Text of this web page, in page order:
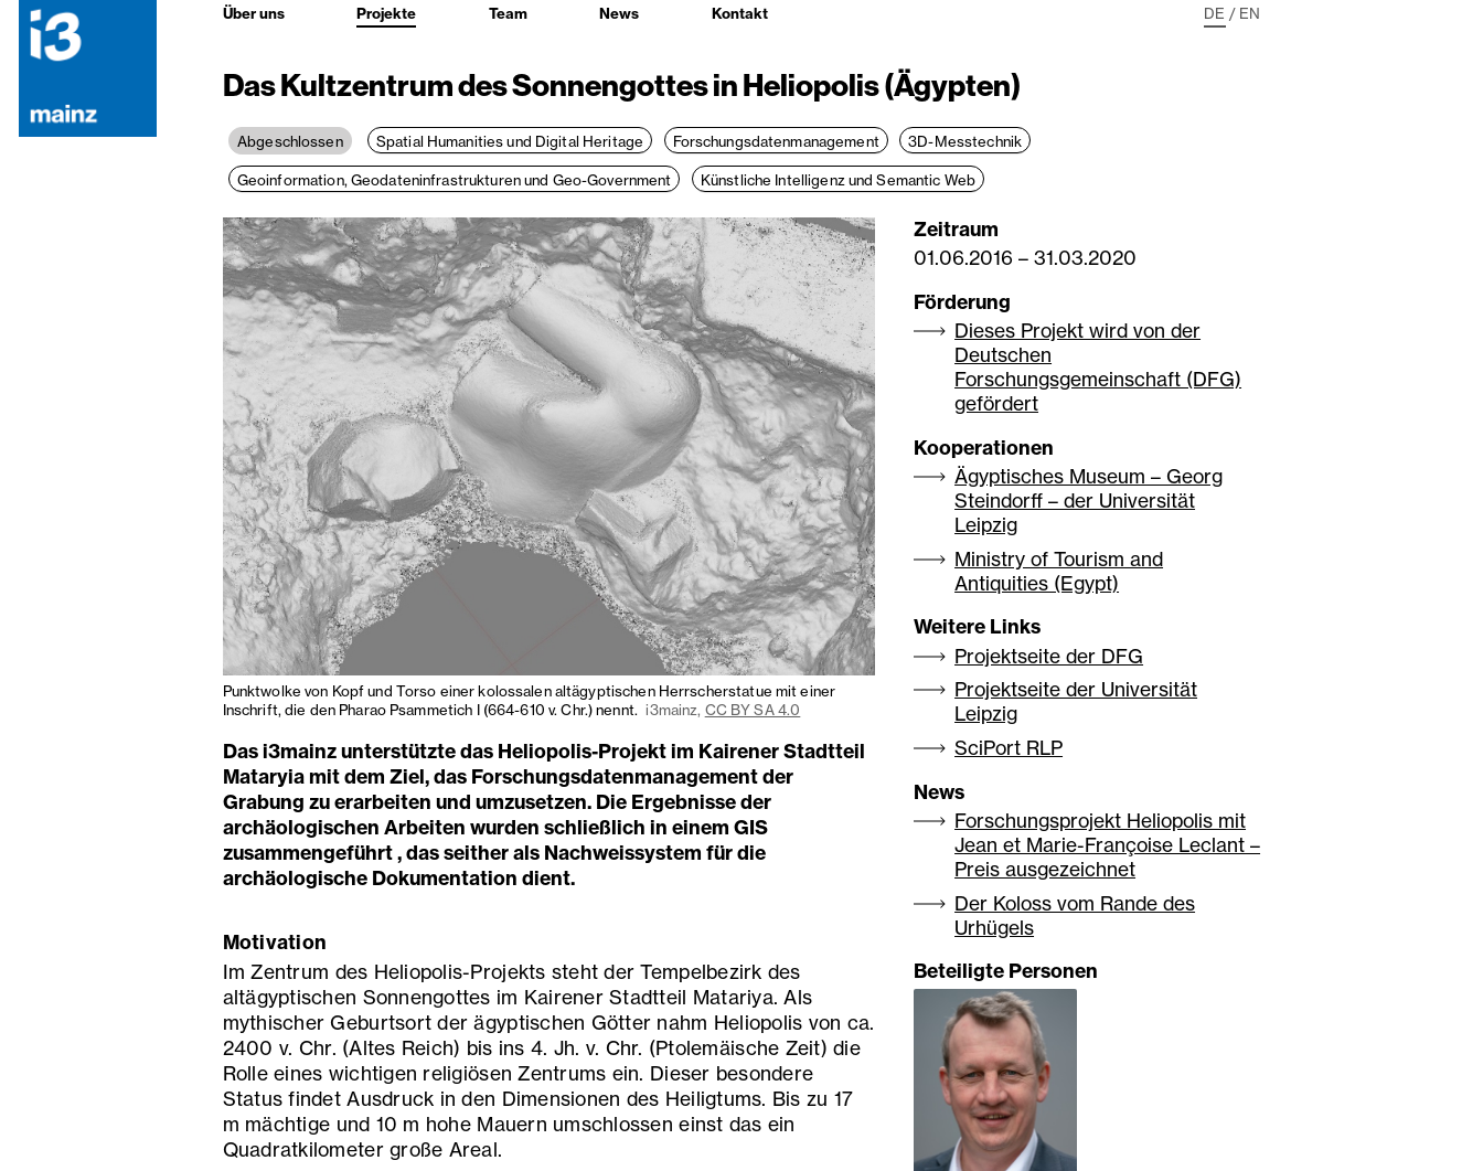
Über uns Projekte Team News Kontakt DE / EN
Das Kultzentrum des Sonnengottes in Heliopolis (Ägypten)
Abgeschlossen Spatial Humanities und Digital Heritage Forschungsdatenmanagement 3D-Messtechnik
Geoinformation, Geodateninfrastrukturen und Geo-Government Künstliche Intelligenz und Semantic Web
Punktwolke von Kopf und Torso einer kolossalen altägyptischen Herrscherstatue mit einer
Inschrift, die den Pharao Psammetich I (664-610 v. Chr.) nennt. i3mainz, CC BY SA 4.0
Das i3mainz unterstützte das Heliopolis-Projekt im Kairener Stadtteil
Mataryia mit dem Ziel, das Forschungsdatenmanagement der
Grabung zu erarbeiten und umzusetzen. Die Ergebnisse der
archäologischen Arbeiten wurden schließlich in einem GIS
zusammengeführt , das seither als Nachweissystem für die
archäologische Dokumentation dient.
Motivation
Im Zentrum des Heliopolis-Projekts steht der Tempelbezirk des
altägyptischen Sonnengottes im Kairener Stadtteil Matariya. Als
mythischer Geburtsort der ägyptischen Götter nahm Heliopolis von ca.
2400 v. Chr. (Altes Reich) bis ins 4. Jh. v. Chr. (Ptolemäische Zeit) die
Rolle eines wichtigen religiösen Zentrums ein. Dieser besondere
Status findet Ausdruck in den Dimensionen des Heiligtums. Bis zu 17
m mächtige und 10 m hohe Mauern umschlossen einst das ein
Quadratkilometer große Areal.
Zeitraum
01.06.2016 – 31.03.2020
Förderung
Dieses Projekt wird von der
Deutschen
Forschungsgemeinschaft (DFG)
gefördert
Kooperationen
Ägyptisches Museum – Georg
Steindorff – der Universität
Leipzig
Ministry of Tourism and
Antiquities (Egypt)
Weitere Links
Projektseite der DFG
Projektseite der Universität
Leipzig
SciPort RLP
News
Forschungsprojekt Heliopolis mit
Jean et Marie-Françoise Leclant –
Preis ausgezeichnet
Der Koloss vom Rande des
Urhügels
Beteiligte Personen